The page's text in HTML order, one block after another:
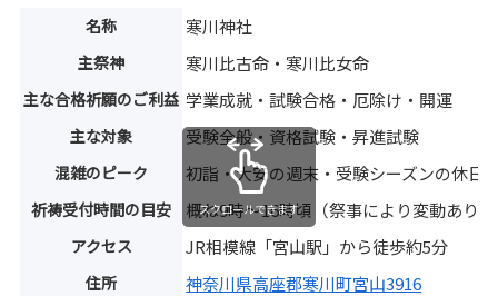
名称 寒川神社
主祭神 寒川比古命・寒川比女命
主な合格祈願のご利益 学業成就・試験合格・厄除け・開運
主な対象 受験全般・資格試験・昇進試験
混雑のピーク 初詣・大安の週末・受験シーズンの休日
祈祷受付時間の目安 概ね9時〜16時頃（祭事により変動あり）
アクセス JR相模線「宮山駅」から徒歩約5分
住所 神奈川県高座郡寒川町宮山3916
スクロールできます